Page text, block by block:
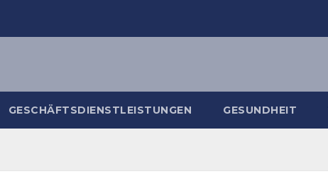
GESCHÄFTSDIENSTLEISTUNGEN GESUNDHEIT